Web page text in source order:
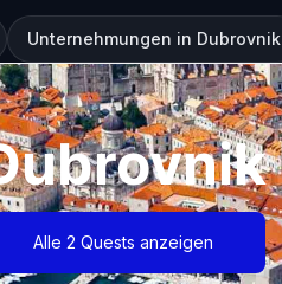
Unternehmungen in Dubrovnik
Alle 2 Quests anzeigen